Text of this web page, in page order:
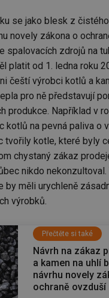
se jako blesk z
novely zákona o
spalovacích zdrojů na
platit od 1. ledna roku
čeští výrobci kotlů a
pro ně představují
produkce. Například v
kotlů na pevná paliva o
tvořily kotle, které byly
chystaný zákaz
nikdo nekonzultoval.
by měli urychleně
výrobků.
Přečtěte si také
Návrh na zákaz
a kamen na uhlí
návrhu novely
ochraně ovzduší